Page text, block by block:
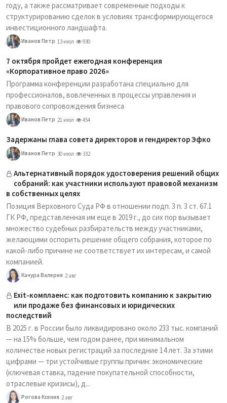
году, а также рассматривает современные подходы к
структурированию сделок в условиях трансформирующегося
инвестиционного ландшафта.
Иванов Петр 13 июл 930
7 октября пройдет ежегодная конференция
«Корпоративное право 2026»
Программа конференции разработана специально для
профессионалов, вовлеченных в процессы управления и
правового сопровождения бизнеса
Иванов Петр 21 июл 454
Задержаны глава совета директоров и гендиректор Эфко
Иванов Петр 30 июл 332
Альтернативный порядок удостоверения решений общих
собраний: как участники используют правовой механизм
в собственных целях
Позиция Верховного Суда РФ в отношении подп. 3 п. 3 ст. 67.1
ГК РФ, представленная им еще в 2019 г., до сих пор вызывает
множество судебных разбирательств между участниками,
желающими оспорить решение общего собрания, которое по
какой-либо причине не соответствует их интересам, и самой
компанией.
Качура Валерия 2 авг
Exit-комплаенс: как подготовить компанию к закрытию
или продаже без финансовых и юридических
последствий
В 2025 г. в России было ликвидировано около 233 тыс. компаний
— на 15% больше, чем годом ранее, при минимальном
количестве новых регистраций за последние 14 лет. За этими
цифрами — три устойчивые группы причин: экономические
(ключевая ставка, падение покупательной способности,
отраслевые кризисы), д...
Рогова Ксения 2 авг